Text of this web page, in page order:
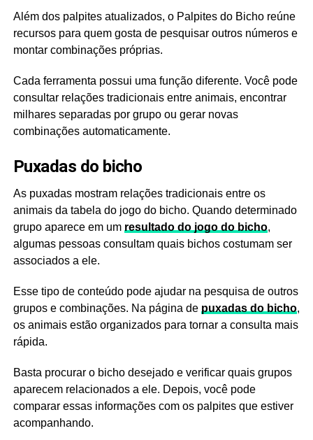
Além dos palpites atualizados, o Palpites do Bicho reúne
recursos para quem gosta de pesquisar outros números e
montar combinações próprias.
Cada ferramenta possui uma função diferente. Você pode
consultar relações tradicionais entre animais, encontrar
milhares separadas por grupo ou gerar novas
combinações automaticamente.
Puxadas do bicho
As puxadas mostram relações tradicionais entre os
animais da tabela do jogo do bicho. Quando determinado
grupo aparece em um resultado do jogo do bicho,
algumas pessoas consultam quais bichos costumam ser
associados a ele.
Esse tipo de conteúdo pode ajudar na pesquisa de outros
grupos e combinações. Na página de puxadas do bicho,
os animais estão organizados para tornar a consulta mais
rápida.
Basta procurar o bicho desejado e verificar quais grupos
aparecem relacionados a ele. Depois, você pode
comparar essas informações com os palpites que estiver
acompanhando.